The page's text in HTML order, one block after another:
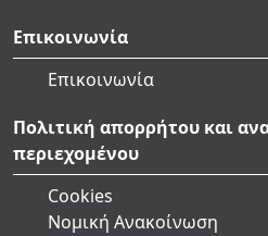
Επικοινωνία
Επικοινωνία
Πολιτική απορρήτου και
περιεχομένου
Cookies
Νομική Ανακοίνωση